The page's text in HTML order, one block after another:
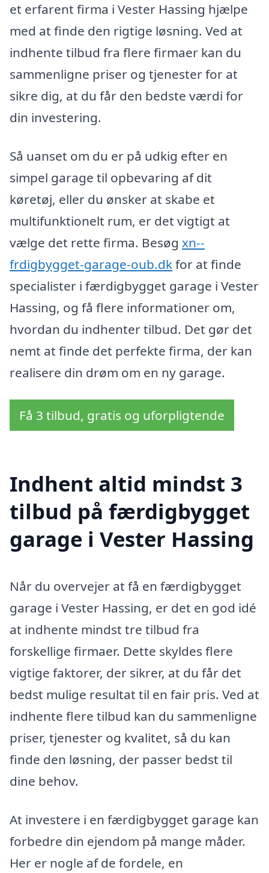
et erfarent firma i Vester Hassing hjælpe
med at finde den rigtige løsning. Ved at
indhente tilbud fra flere firmaer kan du
sammenligne priser og tjenester for at
sikre dig, at du får den bedste værdi for
din investering.
Så uanset om du er på udkig efter en
simpel garage til opbevaring af dit
køretøj, eller du ønsker at skabe et
multifunktionelt rum, er det vigtigt at
vælge det rette firma. Besøg xn--
frdigbygget-garage-oub.dkfor at finde
specialister i færdigbygget garage i Vester
Hassing, og få flere informationer om,
hvordan du indhenter tilbud. Det gør det
nemt at finde det perfekte firma, der kan
realisere din drøm om en ny garage.
Få 3 tilbud, gratis og uforpligtende
Indhent altid mindst 3
tilbud på færdigbygget
garage i Vester Hassing
Når du overvejer at få en færdigbygget
garage i Vester Hassing, er det en god idé
at indhente mindst tre tilbud fra
forskellige firmaer. Dette skyldes flere
vigtige faktorer, der sikrer, at du får det
bedst mulige resultat til en fair pris. Ved at
indhente flere tilbud kan du sammenligne
priser, tjenester og kvalitet, så du kan
finde den løsning, der passer bedst til
dine behov.
At investere i en færdigbygget garage kan
forbedre din ejendom på mange måder.
Her er nogle af de fordele, en